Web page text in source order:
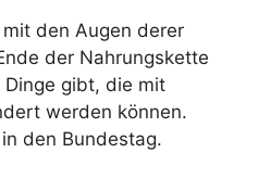
den Augen derer
der Nahrungskette
gibt, die mit
werden können.
den Bundestag.